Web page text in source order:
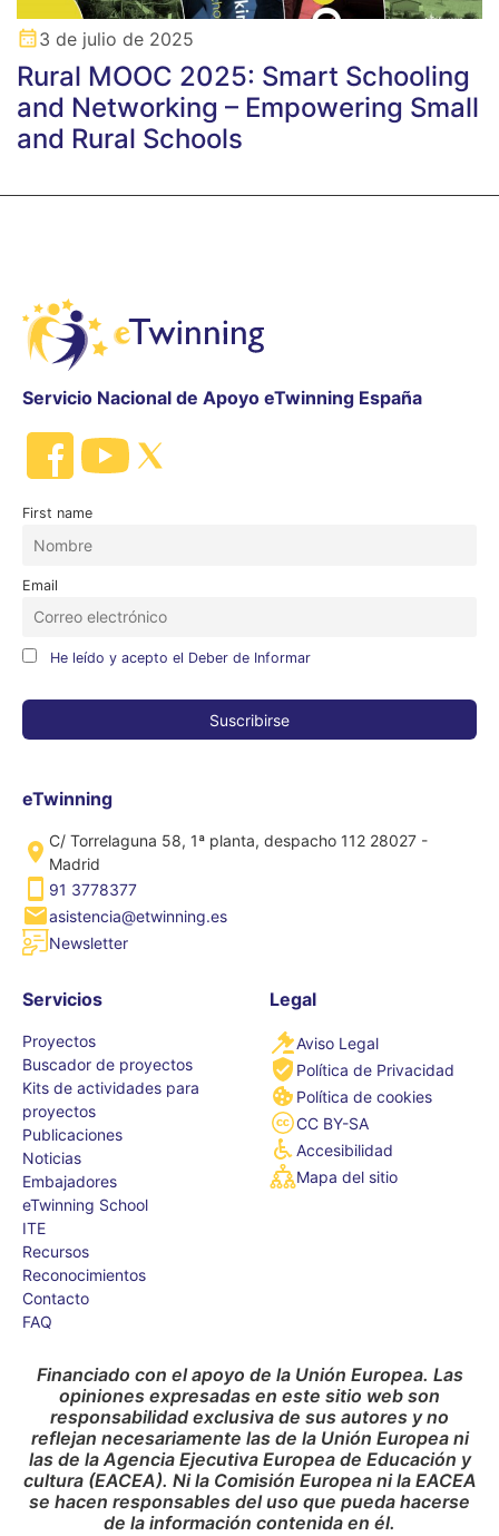
3 de julio de 2025
Rural MOOC 2025: Smart Schooling
and Networking – Empowering Small
and Rural Schools
Servicio Nacional de Apoyo eTwinning España
First name
Email
He leído y acepto el Deber de Informar
eTwinning
C/ Torrelaguna 58, 1ª planta, despacho 112 28027 -
Madrid
91 3778377
asistencia@etwinning.es
Newsletter
Servicios
Proyectos
Buscador de proyectos
Kits de actividades para
proyectos
Publicaciones
Noticias
Embajadores
eTwinning School
ITE
Recursos
Reconocimientos
Contacto
FAQ
Legal
Aviso Legal
Política de Privacidad
Política de cookies
CC BY-SA
Accesibilidad
Mapa del sitio
Financiado con el apoyo de la Unión Europea. Las
opiniones expresadas en este sitio web son
responsabilidad exclusiva de sus autores y no
reflejan necesariamente las de la Unión Europea ni
las de la Agencia Ejecutiva Europea de Educación y
cultura (EACEA). Ni la Comisión Europea ni la EACEA
se hacen responsables del uso que pueda hacerse
de la información contenida en él.